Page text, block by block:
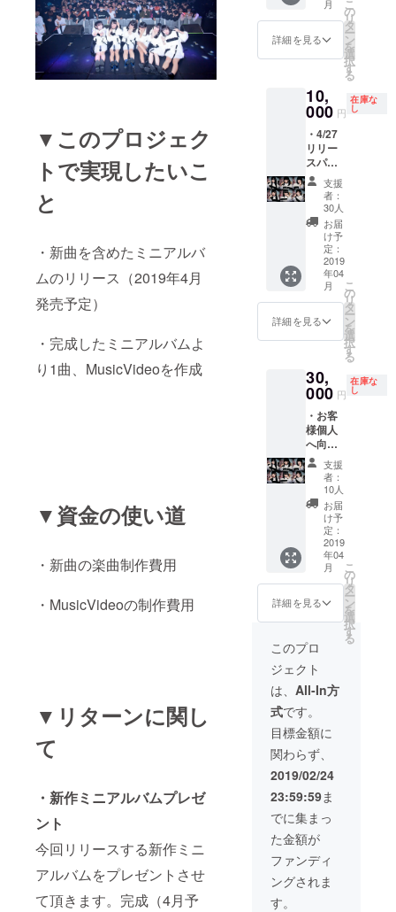
▼このプロジェク
トで実現したいこ
と
・新曲を含めたミニアルバ
ムのリリース（2019年4月
発売予定）
・完成したミニアルバムよ
り1曲、MusicVideoを作成
▼資金の使い道
・新曲の楽曲制作費用
・MusicVideoの制作費用
▼リターンに関し
て
・新作ミニアルバムプレゼ
ント
今回リリースする新作ミニ
アルバムをプレゼントさせ
て頂きます。完成（4月予
入り新
作ミニ
アルバ
ムお渡
しチェ
き） ・
お礼動
画
月
詳細を見る
こ
の
リ
タ
ー
ン
を
選
択
す
る
10,
000 円
在庫な
し
・4/27
リリー
スパー
ティー
最優先
入場vip
チケッ
ト&物販
ファス
トパス
・MV完
成記念
パー
ティー
（全メ
ンバー
サイン&
お客様
の名前
入り新
作ミニ
アルバ
ムお渡
しチェ
キ付
き）
3/30予
礼動画
支援
者：
30人
お届
け予
定：
2019
年04
月
詳細を見る
こ
の
リ
タ
ー
ン
を
選
択
す
る
30,
000 円
在庫な
し
・お客
様個人
へ向け
たメン
バーか
らの
メッ
セージ
動画
&Music
Videoメ
イキン
グ動画
収録限
定DVD
・4/27
リリー
スパー
ティー
最優先
入場vip
チケッ
ト&物販
ファス
トパス
・MV完
成記念
パー
ティー
（全メ
ンバー
からの
サイン&
お客様
支援
者：
10人
お届
け予
定：
2019
年04
月
詳細を見る
こ
の
リ
タ
ー
ン
を
選
択
す
る
このプロ
ジェクト
は、 All-In方
式です。
目標金額に
関わらず、
2019/02/24
23:59:59ま
でに集まっ
た金額が
ファンディ
ングされま
す。